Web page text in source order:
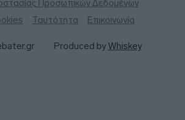
Προσωπικών Δεδομένων
Ταυτότητα Επικοινωνία
Produced byWhiskey